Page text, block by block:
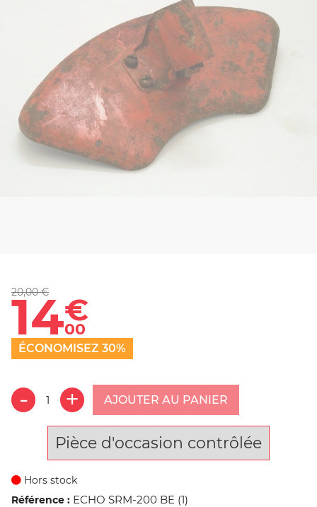
20,00 €
14€
00
ÉCONOMISEZ 30%
AJOUTER AU PANIER
Pièce d'occasion contrôlée
Hors stock
Référence : ECHO SRM-200 BE (1)